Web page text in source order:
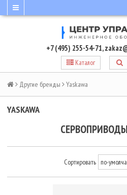
+7 (495) 255-54-71,
Каталог
Другие бренды Yaskawa
YASKAWA
СЕРВОПРИВОДЫ
Сортировать